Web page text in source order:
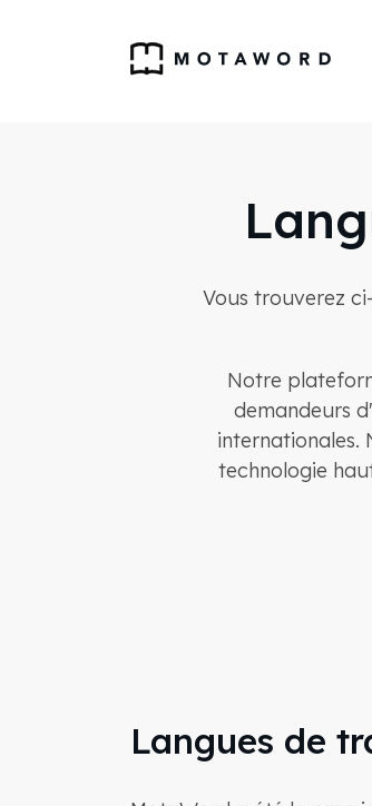
Vous trouverez
Notre
demandeurs
internationales.
technologie
Langues de